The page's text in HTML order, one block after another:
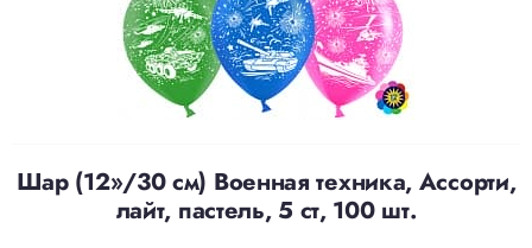
Доставка
Отзывы
Шар (12»/30 см) Военная техника, Ассорти,
лайт, пастель, 5 ст, 100 шт.